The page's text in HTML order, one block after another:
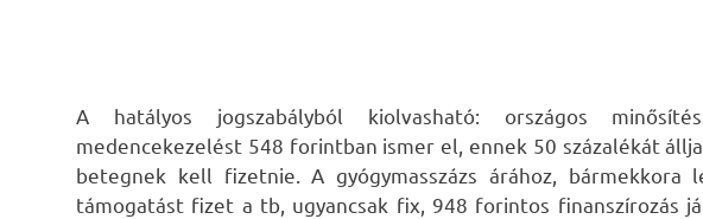
A hatályos jogszabályból kiolvasható: országos
medencekezelést 548 forintban ismer el, ennek 50 százalékát
betegnek kell fizetnie. A gyógymasszázs árához,
támogatást fizet a tb, ugyancsak fix, 948 forintos finanszírozás